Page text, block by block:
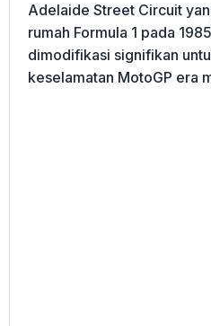
Adelaide Street Circuit
rumah Formula 1 pada
dimodifikasi signifikan
keselamatan MotoGP era